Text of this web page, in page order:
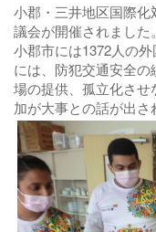
小郡・三井地区国際
議会が開催されました。
小郡市には1372人の
には、防犯交通安全
場の提供、孤立化さ
加が大事との話が出さ